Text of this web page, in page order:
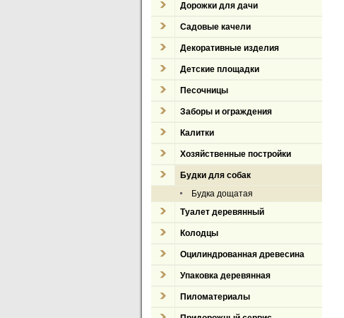
Дорожки для дачи
Садовые качели
Декоративные изделия
Детские площадки
Песочницы
Заборы и ограждения
Калитки
Хозяйственные постройки
Будки для собак
Будка дощатая
Туалет деревянный
Колодцы
Оцилиндрованная древесина
Упаковка деревянная
Пиломатериалы